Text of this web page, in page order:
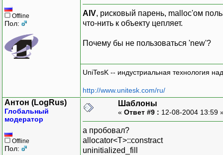
Offline
Пол:
AIV, рисковый парень, malloc'ом
что-нить к объекту цепляет.
Почему бы не пользоваться 'new'?
UniTesK -- индустриальная технология
http://www.unitesk.com/ru/
Антон (LogRus)
Глобальный
модератор
Offline
Пол:
Шаблоны
« Ответ #9 : 12-08-2004 13:59
а пробовал?
allocator<T>::constract
uninitialized_fill